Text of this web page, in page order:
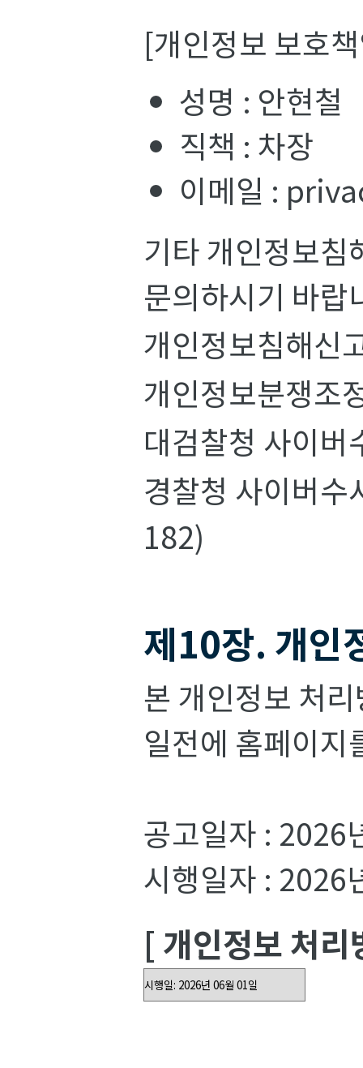
[개인정보 보호
성명 : 안현철
직책 : 차장
이메일 :
기타 개인정보침
문의하시기 바랍
개인정보침해신
개인정보분쟁조
대검찰청 사이버
경찰청 사이버수
182)
제10장. 개인
본 개인정보 처
일전에 홈페이지
공고일자 : 2026
시행일자 : 2026
[ 개인정보 처